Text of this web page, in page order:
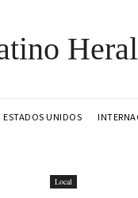
ESTADOS UNIDOS
Local